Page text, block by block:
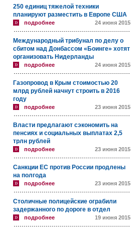
250 единиц тяжелой техники
планируют разместить в Европе США
подробнее 24 июня 2015
Международный трибунал по делу о
сбитом над Донбассом «Боинге» хотят
организовать Нидерланды
подробнее 24 июня 2015
Газопровод в Крым стоимостью 20
млрд рублей начнут строить в 2016
году
подробнее 23 июня 2015
Власти предлагают сэкономить на
пенсиях и социальных выплатах 2,5
трлн рублей
подробнее 23 июня 2015
Санкции ЕС против России продлены
на полгода
подробнее 23 июня 2015
Столичные полицейские ограбили
задержанного по дороге в отдел
подробнее 19 июня 2015